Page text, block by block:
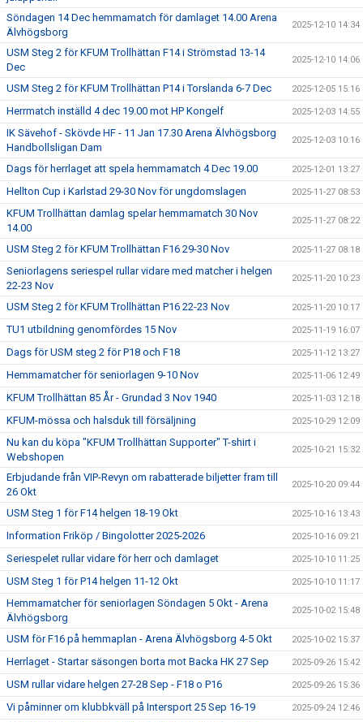
Söndagen 14 Dec hemmamatch för damlaget 14.00 Arena
Älvhögsborg
2025-12-10 14:34
USM Steg 2 för KFUM Trollhättan F14 i Strömstad 13-14
Dec
2025-12-10 14:06
USM Steg 2 för KFUM Trollhättan P14 i Torslanda 6-7 Dec 2025-12-05 15:16
Herrmatch inställd 4 dec 19.00 mot HP Kongelf 2025-12-03 14:55
IK Sävehof - Skövde HF - 11 Jan 17.30 Arena Älvhögsborg
Handbollsligan Dam
2025-12-03 10:16
Dags för herrlaget att spela hemmamatch 4 Dec 19.00 2025-12-01 13:27
Hellton Cup i Karlstad 29-30 Nov för ungdomslagen 2025-11-27 08:53
KFUM Trollhättan damlag spelar hemmamatch 30 Nov
14.00
2025-11-27 08:22
USM Steg 2 för KFUM Trollhättan F16 29-30 Nov 2025-11-27 08:18
Seniorlagens seriespel rullar vidare med matcher i helgen
22-23 Nov
2025-11-20 10:23
USM Steg 2 för KFUM Trollhättan P16 22-23 Nov 2025-11-20 10:17
TU1 utbildning genomfördes 15 Nov 2025-11-19 16:07
Dags för USM steg 2 för P18 och F18 2025-11-12 13:27
Hemmamatcher för seniorlagen 9-10 Nov 2025-11-06 12:49
KFUM Trollhättan 85 År - Grundad 3 Nov 1940 2025-11-03 12:18
KFUM-mössa och halsduk till försäljning 2025-10-29 12:09
Nu kan du köpa "KFUM Trollhättan Supporter" T-shirt i
Webshopen
2025-10-21 15:32
Erbjudande från VIP-Revyn om rabatterade biljetter fram till
26 Okt
2025-10-20 09:44
USM Steg 1 för F14 helgen 18-19 Okt 2025-10-16 13:43
Information Friköp / Bingolotter 2025-2026 2025-10-16 09:21
Seriespelet rullar vidare för herr och damlaget 2025-10-10 11:25
USM Steg 1 för P14 helgen 11-12 Okt 2025-10-10 11:17
Hemmamatcher för seniorlagen Söndagen 5 Okt - Arena
Älvhögsborg
2025-10-02 15:48
USM för F16 på hemmaplan - Arena Älvhögsborg 4-5 Okt 2025-10-02 15:37
Herrlaget - Startar säsongen borta mot Backa HK 27 Sep 2025-09-26 15:42
USM rullar vidare helgen 27-28 Sep - F18 o P16 2025-09-26 15:36
Vi påminner om klubbkväll på Intersport 25 Sep 16-19 2025-09-24 12:46